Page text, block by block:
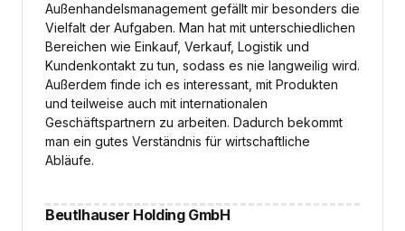
Außenhandelsmanagement gefällt mir besonders die
Vielfalt der Aufgaben. Man hat mit unterschiedlichen
Bereichen wie Einkauf, Verkauf, Logistik und
Kundenkontakt zu tun, sodass es nie langweilig wird.
Außerdem finde ich es interessant, mit Produkten
und teilweise auch mit internationalen
Geschäftspartnern zu arbeiten. Dadurch bekommt
man ein gutes Verständnis für wirtschaftliche
Abläufe.
Beutlhauser Holding GmbH